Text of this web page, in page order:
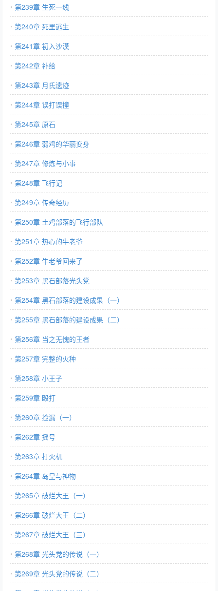
第239章 生死一线
第240章 死里逃生
第241章 初入沙漠
第242章 补给
第243章 月氏遗迹
第244章 误打误撞
第245章 原石
第246章 弱鸡的华丽变身
第247章 修炼与小事
第248章 飞行记
第249章 传奇经历
第250章 土鸡部落的飞行部队
第251章 热心的牛老爷
第252章 牛老爷回来了
第253章 黑石部落光头党
第254章 黑石部落的建设成果（一）
第255章 黑石部落的建设成果（二）
第256章 当之无愧的王者
第257章 完整的火种
第258章 小王子
第259章 殴打
第260章 捡漏（一）
第262章 摇号
第263章 打火机
第264章 岛皇与神物
第265章 破烂大王（一）
第266章 破烂大王（二）
第267章 破烂大王（三）
第268章 光头党的传说（一）
第269章 光头党的传说（二）